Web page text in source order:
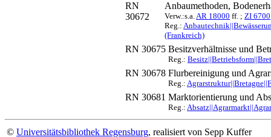
RN
30672
Anbaumethoden,
Verw.:s.a.AR 18000 ff. ; ZI 6700
Reg.:
(Frankreich)
RN 30675 Besitzverhältnisse und
Reg.:
RN 30678 Flurbereinigung und
Reg.:
RN 30681 Marktorientierung und
Reg.:
© Universitätsbibliothek Regensburg, realisiert von Sepp Kuffer